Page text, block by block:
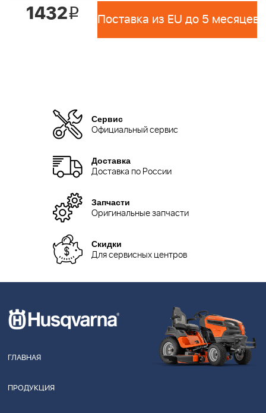
1432i Поставка из EU до 5 месяцев
Сервис
Официальный сервис
Доставка
Доставка по России
Запчасти
Оригинальные запчасти
Скидки
Для сервисных центров
ГЛАВНАЯ
ПРОДУКЦИЯ